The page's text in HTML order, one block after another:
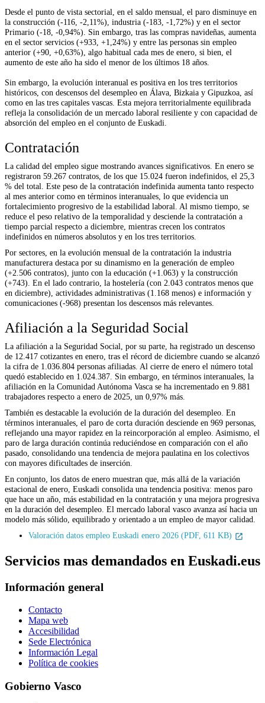
Desde el punto de vista sectorial, en el saldo mensual, el paro disminuye en
la construcción (-116, -2,11%), industria (-183, -1,72%) y en el sector
Primario (-18, -0,94%). Sin embargo, tras las compras navideñas, aumenta
en el sector servicios (+933, +1,24%) y entre las personas sin empleo
anterior (+90, +0,63%), algo habitual cada mes de enero, si bien, el
aumento de este año ha sido el menor de los últimos 18 años.
Sin embargo, la evolución interanual es positiva en los tres territorios
históricos, con descensos del desempleo en Álava, Bizkaia y Gipuzkoa, así
como en las tres capitales vascas. Esta mejora territorialmente equilibrada
refleja la consolidación de un mercado laboral resiliente y con capacidad de
absorción del empleo en el conjunto de Euskadi.
Contratación
La calidad del empleo sigue mostrando avances significativos. En enero se
registraron 59.267 contratos, de los que 15.024 fueron indefinidos, el 25,3
% del total. Este peso de la contratación indefinida aumenta tanto respecto
al mes anterior como en términos interanuales, lo que evidencia un
fortalecimiento progresivo de la estabilidad laboral. Al mismo tiempo, se
reduce el peso relativo de la temporalidad y desciende la contratación a
tiempo parcial respecto a diciembre, mientras crecen los contratos
indefinidos en números absolutos y en los tres territorios.
Por sectores, en la evolución mensual de la contratación la industria
manufacturera destaca por su dinamismo en la generación de empleo
(+2.506 contratos), junto con la educación (+1.063) y la construcción
(+743). En el lado contrario, la hostelería (con 2.043 contratos menos que
en diciembre), actividades administrativas (1.168 menos) e información y
comunicaciones (-968) presentan los descensos más relevantes.
Afiliación a la Seguridad Social
La afiliación a la Seguridad Social, por su parte, ha registrado un descenso
de 12.417 cotizantes en enero, tras el récord de diciembre cuando se alcanzó
la cifra de 1.036.804 personas afiliadas. Al cierre de enero el número total
quedó establecido en 1.024.387. Sin embargo, en términos interanuales, la
afiliación en la Comunidad Autónoma Vasca se ha incrementado en 9.881
trabajadores respecto a enero de 2025, un 0,97% más.
También es destacable la evolución de la duración del desempleo. En
términos interanuales, el paro de corta duración desciende en 969 personas,
reflejando una mayor rapidez en la reincorporación al empleo. Asimismo, el
paro de larga duración continúa reduciéndose en comparación con el año
pasado, consolidando una tendencia de mejora paulatina en los colectivos
con mayores dificultades de inserción.
En conjunto, los datos de enero muestran que, más allá de la variación
estacional de enero, Euskadi consolida una tendencia positiva: menos paro
que hace un año, más estabilidad en la contratación y una mejora progresiva
en la duración del desempleo. El mercado laboral vasco avanza así hacia un
modelo más sólido, equilibrado y orientado a un empleo de mayor calidad.
Valoración datos empleo Euskadi enero 2026 (PDF, 611 KB)
Servicios mas demandados en Euskadi.eus
Información general
Contacto
Mapa web
Accesibilidad
Sede Electrónica
Información Legal
Política de cookies
Gobierno Vasco